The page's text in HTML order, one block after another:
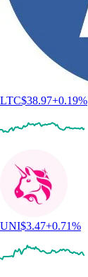
LTC$38.97+0.19%
UNI$3.47+0.71%